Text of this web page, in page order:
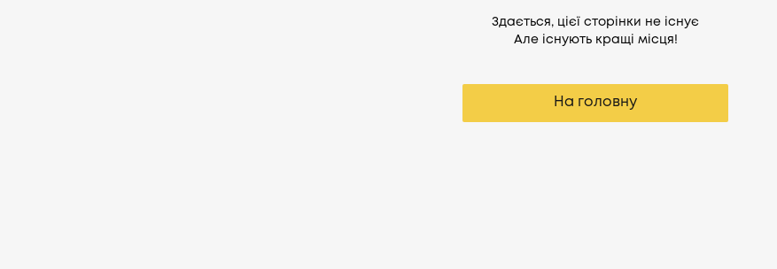
Здається, цієї сторінки не існує
Але існують кращі місця!
На головну